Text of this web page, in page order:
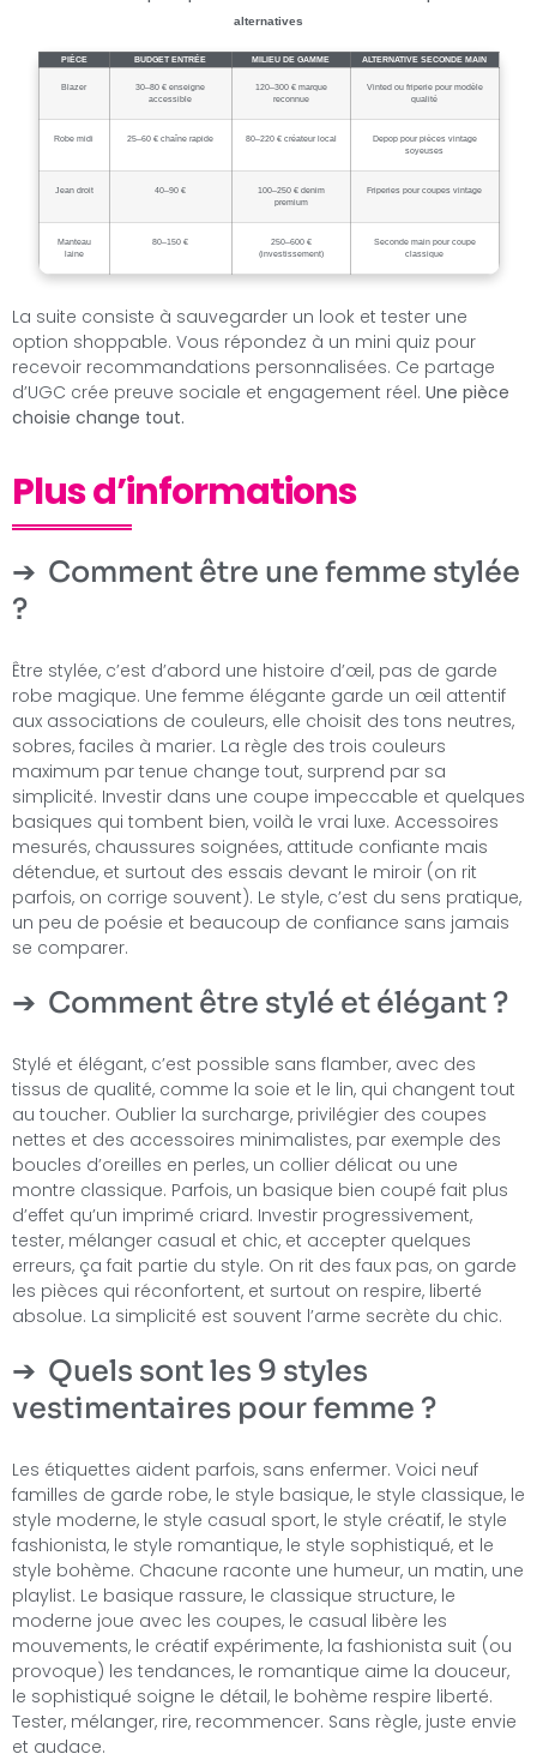
alternatives
PIÈCE BUDGET ENTRÉE MILIEU DE GAMME ALTERNATIVE SECONDE MAIN
Blazer
30–80 € enseigne
accessible
120–300 € marque
reconnue
Vinted ou friperie pour modèle
qualité
Robe midi 25–60 € chaîne rapide 80–220 € créateur local
Depop pour pièces vintage
soyeuses
Jean droit 40–90 €
100–250 € denim
premium
Friperies pour coupes vintage
Manteau
laine
80–150 €
250–600 €
(investissement)
Seconde main pour coupe
classique
La suite consiste à sauvegarder un look et tester une
option shoppable. Vous répondez à un mini quiz pour
recevoir recommandations personnalisées. Ce partage
d’UGC crée preuve sociale et engagement réel. Une pièce
choisie change tout.
Plus d’informations
Comment être une femme stylée
?
Être stylée, c’est d’abord une histoire d’œil, pas de garde
robe magique. Une femme élégante garde un œil attentif
aux associations de couleurs, elle choisit des tons neutres,
sobres, faciles à marier. La règle des trois couleurs
maximum par tenue change tout, surprend par sa
simplicité. Investir dans une coupe impeccable et quelques
basiques qui tombent bien, voilà le vrai luxe. Accessoires
mesurés, chaussures soignées, attitude confiante mais
détendue, et surtout des essais devant le miroir (on rit
parfois, on corrige souvent). Le style, c’est du sens pratique,
un peu de poésie et beaucoup de confiance sans jamais
se comparer.
Comment être stylé et élégant ?
Stylé et élégant, c’est possible sans flamber, avec des
tissus de qualité, comme la soie et le lin, qui changent tout
au toucher. Oublier la surcharge, privilégier des coupes
nettes et des accessoires minimalistes, par exemple des
boucles d’oreilles en perles, un collier délicat ou une
montre classique. Parfois, un basique bien coupé fait plus
d’effet qu’un imprimé criard. Investir progressivement,
tester, mélanger casual et chic, et accepter quelques
erreurs, ça fait partie du style. On rit des faux pas, on garde
les pièces qui réconfortent, et surtout on respire, liberté
absolue. La simplicité est souvent l’arme secrète du chic.
Quels sont les 9 styles
vestimentaires pour femme ?
Les étiquettes aident parfois, sans enfermer. Voici neuf
familles de garde robe, le style basique, le style classique, le
style moderne, le style casual sport, le style créatif, le style
fashionista, le style romantique, le style sophistiqué, et le
style bohème. Chacune raconte une humeur, un matin, une
playlist. Le basique rassure, le classique structure, le
moderne joue avec les coupes, le casual libère les
mouvements, le créatif expérimente, la fashionista suit (ou
provoque) les tendances, le romantique aime la douceur,
le sophistiqué soigne le détail, le bohème respire liberté.
Tester, mélanger, rire, recommencer. Sans règle, juste envie
et audace.